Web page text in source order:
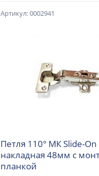
Петля 110° МК Slide-On
накладная 48мм с
планкой
Артикул: 0002941